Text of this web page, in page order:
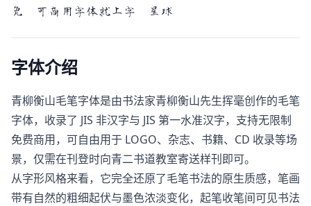
免 可商用字体就上字 星球
字体介绍
青柳衡山毛笔字体是由书法家青柳衡山先生挥毫创作的毛笔
字体，收录了 JIS 非汉字与 JIS 第一水准汉字，支持无限制
免费商用，可自由用于 LOGO、杂志、书籍、CD 收录等场
景，仅需在刊登时向青二书道教室寄送样刊即可。
从字形风格来看，它完全还原了毛笔书法的原生质感，笔画
带有自然的粗细起伏与墨色浓淡变化，起笔收笔间可见书法